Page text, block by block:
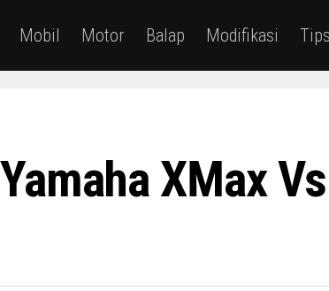
Mobil Motor Balap Modifikasi Tips
XMax